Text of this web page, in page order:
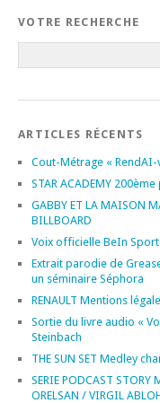
VOTRE RECHERCHE
ARTICLES RÉCENTS
Cout-Métrage «
STAR ACADEMY
GABBY ET LA MAISON
BILLBOARD
Voix officielle BeIn
Extrait parodie de
un séminaire Séphora
RENAULT Mentions
Sortie du livre audio «
Steinbach
THE SUN SET Medley
SERIE PODCAST STORY
ORELSAN / VIRGIL